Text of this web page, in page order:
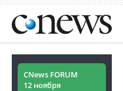
CNews FORUM
12 ноября